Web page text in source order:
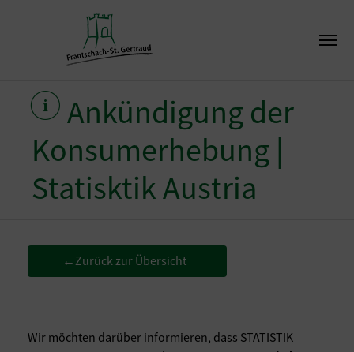
Ankündigung der
Konsumerhebung |
Statisktik Austria
←Zurück zur Übersicht
Wir möchten darüber informieren, dass STATISTIK